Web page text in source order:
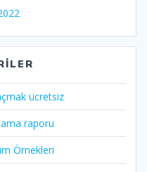
ücretsiz
raporu
Örnekleri